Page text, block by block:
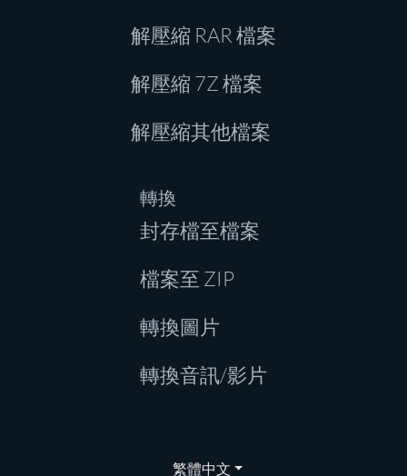
解壓縮 RAR 檔案
解壓縮 7Z 檔案
解壓縮其他檔案
轉換
封存檔至檔案
檔案至 ZIP
轉換圖片
轉換音訊/影片
繁體中文